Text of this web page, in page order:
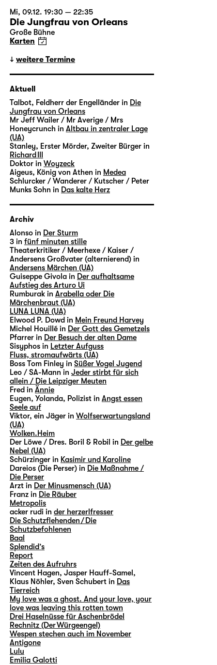
Mi, 09.12. 19:30 — 22:35
Die Jungfrau von Orleans
Große Bühne
Karten
weitere Termine
Aktuell
Talbot, Feldherr der Engelländer in Die
Jungfrau von Orleans
Mr Jeff Wailer / Mr Averige / Mrs
Honeycrunch in Altbau in zentraler Lage
(UA)
Stanley, Erster Mörder, Zweiter Bürger in
Richard III
Doktor in Woyzeck
Aigeus, König von Athen in Medea
Schlurcker / Wanderer / Kutscher / Peter
Munks Sohn in Das kalte Herz
Archiv
Alonso in Der Sturm
3 in fünf minuten stille
Theaterkritiker / Meerhexe / Kaiser /
Andersens Großvater (alternierend) in
Andersens Märchen (UA)
Guiseppe Givola in Der aufhaltsame
Aufstieg des Arturo Ui
Rumburak in Arabella oder Die
Märchenbraut (UA)
LUNA LUNA (UA)
Elwood P. Dowd in Mein Freund Harvey
Michel Houillé in Der Gott des Gemetzels
Pfarrer in Der Besuch der alten Dame
Sisyphos in Letzter Aufguss
Fluss, stromaufwärts (UA)
Boss Tom Finley in Süßer Vogel Jugend
Leo / SA-Mann in Jeder stirbt für sich
allein / Die Leipziger Meuten
Fred in Ännie
Eugen, Yolanda, Polizist in Angst essen
Seele auf
Viktor, ein Jäger in Wolfserwartungsland
(UA)
Wolken.Heim
Der Löwe / Dres. Boril & Robil in Der gelbe
Nebel (UA)
Schürzinger in Kasimir und Karoline
Dareios (Die Perser) in Die Maßnahme /
Die Perser
Arzt in Der Minusmensch (UA)
Franz in Die Räuber
Metropolis
acker rudi in der herzerlfresser
Die Schutzflehenden / Die
Schutzbefohlenen
Baal
Splendid’s
Report
Zeiten des Aufruhrs
Vincent Hagen, Jasper Hauff-Samel,
Klaus Nöhler, Sven Schubert in Das
Tierreich
My love was a ghost. And your love, your
love was leaving this rotten town
Drei Haselnüsse für Aschenbrödel
Rechnitz (Der Würgeengel)
Wespen stechen auch im November
Antigone
Lulu
Emilia Galotti